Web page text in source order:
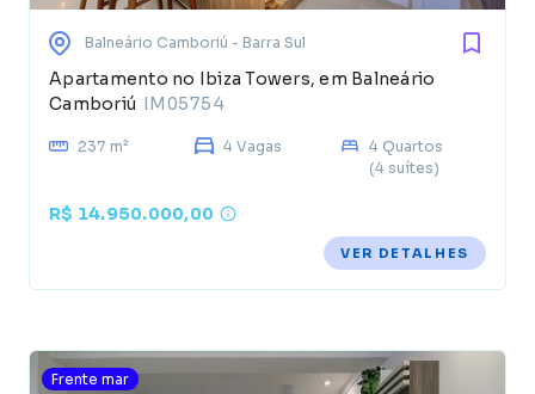
Balneário Camboriú - Barra Sul
Apartamento no Ibiza Towers, em Balneário
Camboriú IM05754
237 m² 4 Vagas
4 Quartos
(4 suítes)
R$ 14.950.000,00
VER DETALHES
Frente mar